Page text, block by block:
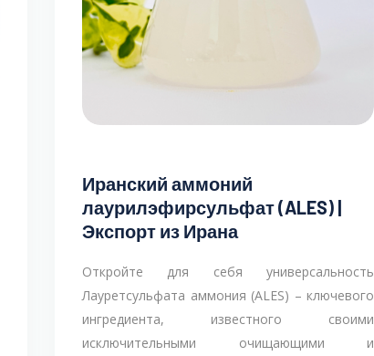
Иранский аммоний
лаурилэфирсульфат (ALES) |
Экспорт из Ирана
Откройте для себя универсальность
Лауретсульфата аммония (ALES) – ключевого
ингредиента, известного своими
исключительными очищающими и